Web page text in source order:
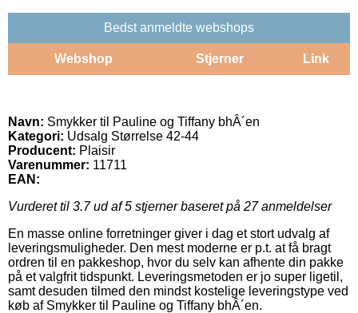
Bedst anmeldte webshops
Webshop Stjerner Link
Navn: Smykker til Pauline og Tiffany bhÂ´en
Kategori: Udsalg Størrelse 42-44
Producent: Plaisir
Varenummer: 11711
EAN:
Vurderet til 3.7ud af 5 stjerner baseret på 27anmeldelser
En masse online forretninger giver i dag et stort udvalg af
leveringsmuligheder. Den mest moderne er p.t. at få bragt
ordren til en pakkeshop, hvor du selv kan afhente din pakke
på et valgfrit tidspunkt. Leveringsmetoden er jo super ligetil,
samt desuden tilmed den mindst kostelige leveringstype ved
køb af Smykker til Pauline og Tiffany bhÂ´en.